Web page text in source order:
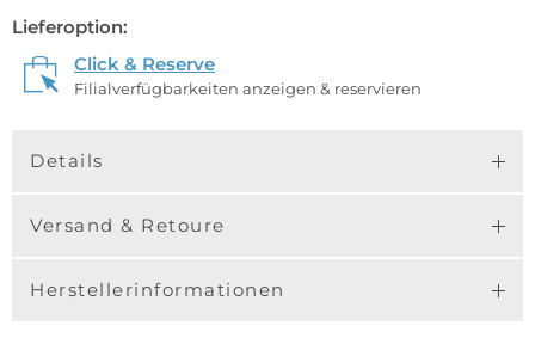
Lieferoption:
Click & Reserve
Filialverfügbarkeiten anzeigen & reservieren
Details
Versand & Retoure
Herstellerinformationen